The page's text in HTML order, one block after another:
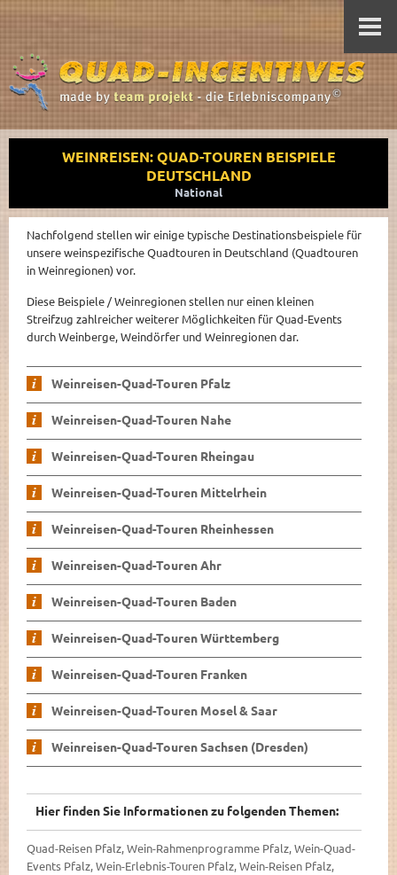
WEINREISEN: QUAD-TOUREN BEISPIELE
DEUTSCHLAND
National
Nachfolgend stellen wir einige typische Destinationsbeispiele für
unsere weinspezifische Quadtouren in Deutschland (Quadtouren
in Weinregionen) vor.
Diese Beispiele / Weinregionen stellen nur einen kleinen
Streifzug zahlreicher weiterer Möglichkeiten für Quad-Events
durch Weinberge, Weindörfer und Weinregionen dar.
Weinreisen-Quad-Touren Pfalz
Weinreisen-Quad-Touren Nahe
Weinreisen-Quad-Touren Rheingau
Weinreisen-Quad-Touren Mittelrhein
Weinreisen-Quad-Touren Rheinhessen
Weinreisen-Quad-Touren Ahr
Weinreisen-Quad-Touren Baden
Weinreisen-Quad-Touren Württemberg
Weinreisen-Quad-Touren Franken
Weinreisen-Quad-Touren Mosel & Saar
Weinreisen-Quad-Touren Sachsen (Dresden)
Hier finden Sie Informationen zu folgenden Themen:
Quad-Reisen Pfalz, Wein-Rahmenprogramme Pfalz, Wein-Quad-
Events Pfalz, Wein-Erlebnis-Touren Pfalz, Wein-Reisen Pfalz,